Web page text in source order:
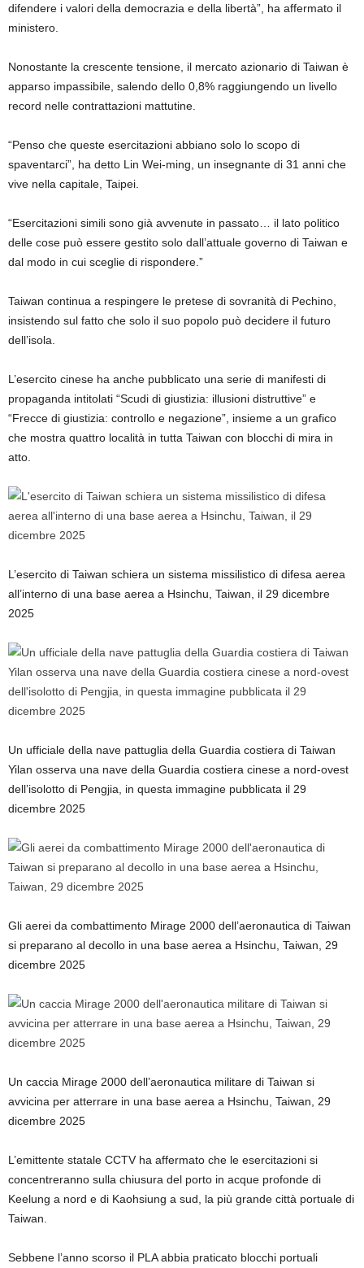
difendere i valori della democrazia e della libertà”, ha affermato il
ministero.
Nonostante la crescente tensione, il mercato azionario di Taiwan è
apparso impassibile, salendo dello 0,8% raggiungendo un livello
record nelle contrattazioni mattutine.
“Penso che queste esercitazioni abbiano solo lo scopo di
spaventarci”, ha detto Lin Wei-ming, un insegnante di 31 anni che
vive nella capitale, Taipei.
“Esercitazioni simili sono già avvenute in passato… il lato politico
delle cose può essere gestito solo dall’attuale governo di Taiwan e
dal modo in cui sceglie di rispondere.”
Taiwan continua a respingere le pretese di sovranità di Pechino,
insistendo sul fatto che solo il suo popolo può decidere il futuro
dell’isola.
L’esercito cinese ha anche pubblicato una serie di manifesti di
propaganda intitolati “Scudi di giustizia: illusioni distruttive” e
“Frecce di giustizia: controllo e negazione”, insieme a un grafico
che mostra quattro località in tutta Taiwan con blocchi di mira in
atto.
L’esercito di Taiwan schiera un sistema missilistico di difesa aerea
all’interno di una base aerea a Hsinchu, Taiwan, il 29 dicembre
2025
Un ufficiale della nave pattuglia della Guardia costiera di Taiwan
Yilan osserva una nave della Guardia costiera cinese a nord-ovest
dell’isolotto di Pengjia, in questa immagine pubblicata il 29
dicembre 2025
Gli aerei da combattimento Mirage 2000 dell’aeronautica di Taiwan
si preparano al decollo in una base aerea a Hsinchu, Taiwan, 29
dicembre 2025
Un caccia Mirage 2000 dell’aeronautica militare di Taiwan si
avvicina per atterrare in una base aerea a Hsinchu, Taiwan, 29
dicembre 2025
L’emittente statale CCTV ha affermato che le esercitazioni si
concentreranno sulla chiusura del porto in acque profonde di
Keelung a nord e di Kaohsiung a sud, la più grande città portuale di
Taiwan.
Sebbene l’anno scorso il PLA abbia praticato blocchi portuali